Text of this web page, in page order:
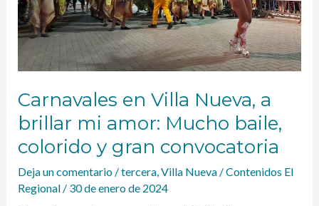
Carnavales en Villa Nueva, a
brillar mi amor: Mucho baile,
colorido y gran convocatoria
Deja un comentario /tercera, Villa Nueva/Contenidos El
Regional / 30 de enero de 2024
Mucho
baile,
colorido
y